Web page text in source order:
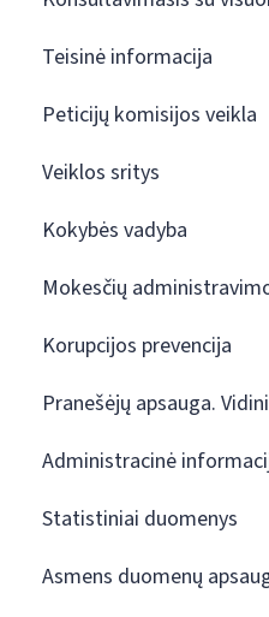
Teisinė informacija
Peticijų komisijos veikla
Veiklos sritys
Kokybės vadyba
Mokesčių
Korupcijos prevencija
Pranešėjų apsauga.
Administracinė
Statistiniai duomenys
Asmens duomenų